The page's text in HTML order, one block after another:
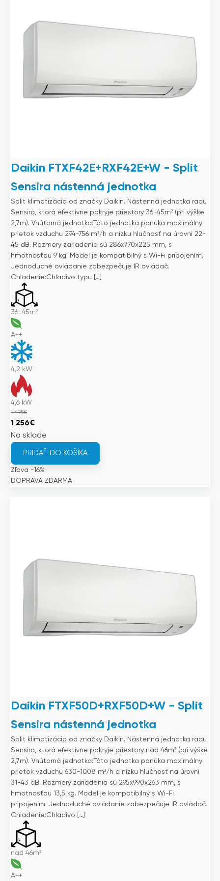
Daikin FTXF42E+RXF42E+W - Split
Sensira nástenná jednotka
Split klimatizácia od značky Daikin. Nástenná jednotka radu
Sensira, ktorá efektívne pokryje priestory 36-45m² (pri výške
2,7m). Vnútorná jednotka:Táto jednotka ponúka maximálny
prietok vzduchu 294-756 m³/h a nízku hlučnosť na úrovni 22-
45 dB. Rozmery zariadenia sú 286x770x225 mm, s
hmotnosťou 9 kg. Model je kompatibilný s Wi-Fi pripojením.
Jednoduché ovládanie zabezpečuje IR ovládač.
Chladenie:Chladivo typu […]
36-45m²
A++
4,2 kW
4,6 kW
1 495€
Pôvodná
cena
bola:
1
495€.
1 256€Aktuálna
cena
256€.
Na sklade
PRIDAŤ DO KOŠÍKA
Zľava -16%
DOPRAVA ZDARMA
Daikin FTXF50D+RXF50D+W - Split
Sensira nástenná jednotka
Split klimatizácia od značky Daikin. Nástenná jednotka radu
Sensira, ktorá efektívne pokryje priestory nad 46m² (pri výške
2,7m). Vnútorná jednotka:Táto jednotka ponúka maximálny
prietok vzduchu 630-1008 m³/h a nízku hlučnosť na úrovni
31-43 dB. Rozmery zariadenia sú 295x990x263 mm, s
hmotnosťou 13,5 kg. Model je kompatibilný s Wi-Fi
pripojením. Jednoduché ovládanie zabezpečuje IR ovládač.
Chladenie:Chladivo […]
nad 46m²
A++